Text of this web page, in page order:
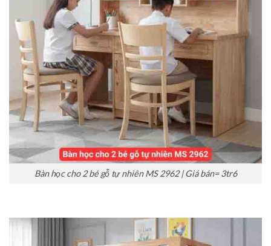
Bàn học cho 2 bé gỗ tự nhiên MS 2962 | Giá bán= 3tr6